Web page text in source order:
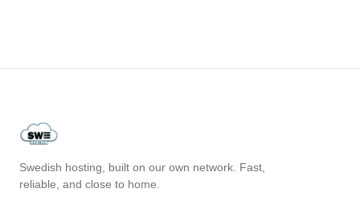
Swedish hosting, built on our own network. Fast,
reliable, and close to home.